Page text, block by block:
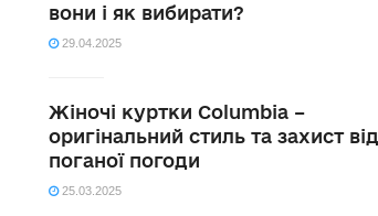
вони і як вибирати?
29.04.2025
Жіночі куртки Columbia –
оригінальний стиль та захист від
поганої погоди
25.03.2025